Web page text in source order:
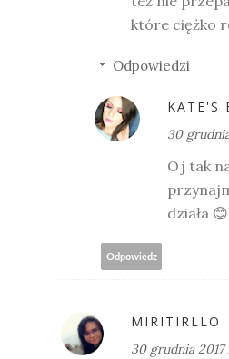
które ciężko
Odpowiedzi
KATE'S
30
Oj tak
działa 😊
Odpowiedz
MIRITIRLLO
30 grudnia 2017